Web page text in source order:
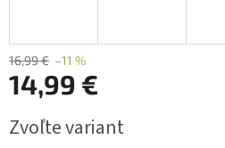
16,99 € –11 %
14,99 €
cena:
Zvoľte variant